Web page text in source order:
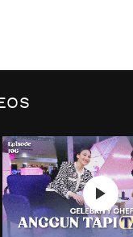
Ditandai pada
dari Insecurity
MEDIA
Ground